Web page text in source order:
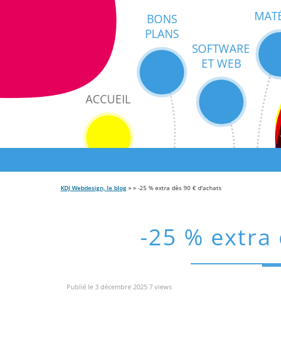
ACCUEIL
BONS
PLANS
SOFTWARE
ET WEB
KDJ Webdesign, le blog » » -25 % extra dès 90 € d'achats
-25 % extra
Publié le 3 décembre 2025 7 views